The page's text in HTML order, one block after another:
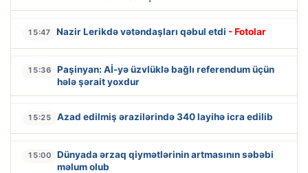
15:47 Nazir Lerikdə vətəndaşları qəbul etdi - Fotolar
15:36
Paşinyan: Aİ-yə üzvlüklə bağlı referendum üçün
hələ şərait yoxdur
15:25 Azad edilmiş ərazilərində 340 layihə icra edilib
15:00
Dünyada ərzaq qiymətlərinin artmasının səbəbi
məlum olub